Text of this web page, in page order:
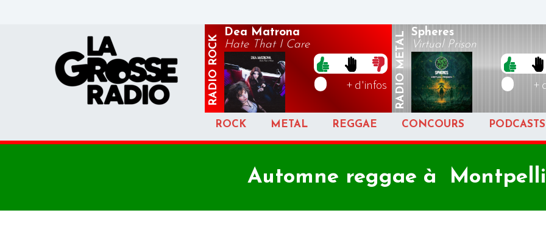
RADIO
ROCK
Dea Matrona
Hate That I Care
+ d'infos RADIO
METAL Spheres
Virtual Prison
+
ROCK METAL REGGAE CONCOURS PODCASTS
Automne reggae à